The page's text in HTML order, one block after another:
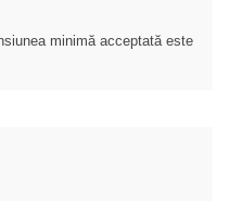
minimă acceptată este